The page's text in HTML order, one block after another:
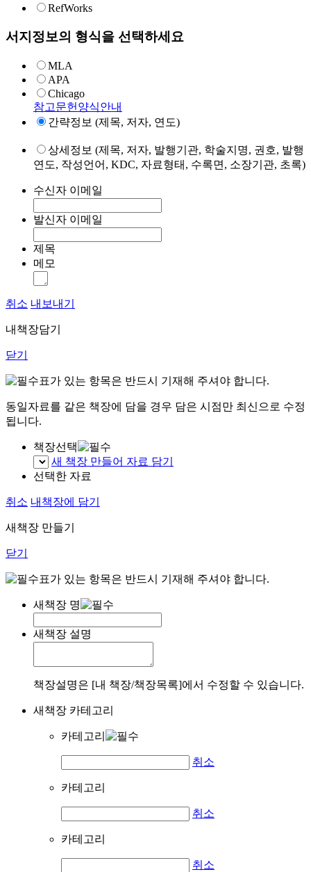
RefWorks
서지정보의 형식을 선택하세요
MLA
APA
Chicago
참고문헌양식안내
간략정보 (제목, 저자, 연도)
상세정보 (제목, 저자, 발행기관, 학술지명, 권호, 발행
연도, 작성언어, KDC, 자료형태, 수록면, 소장기관, 초록)
수신자 이메일
발신자 이메일
제목
메모
취소 내보내기
내책장담기
닫기
표가 있는 항목은 반드시 기재해 주셔야 합니다.
동일자료를 같은 책장에 담을 경우 담은 시점만 최신으로 수정
됩니다.
책장선택
새 책장 만들어 자료 담기
선택한 자료
취소 내책장에 담기
새책장 만들기
닫기
표가 있는 항목은 반드시 기재해 주셔야 합니다.
새책장 명
새책장 설명
책장설명은 [내 책장/책장목록]에서 수정할 수 있습니다.
새책장 카테고리
카테고리
취소
카테고리
취소
카테고리
취소